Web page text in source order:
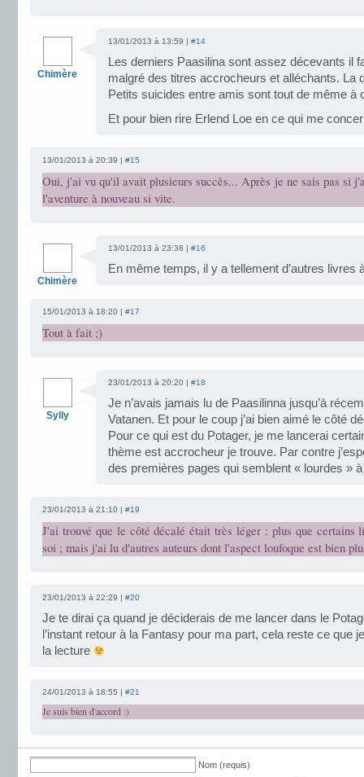
Chimère
13/01/2013 à 13:59 | #14
Les derniers Paasilina sont assez décevants il
malgré des titres accrocheurs et alléchants. La
Petits suicides entre amis sont tout de même à
Et pour bien rire Erlend Loe en ce qui me
13/01/2013 à 20:39 | #15
Oui, j'ai vu qu'il avait plusieurs succès... Après je ne sais pas si
l'aventure à nouveau si vite.
Chimère
13/01/2013 à 23:38 | #16
En même temps, il y a tellement d’autres livres
15/01/2013 à 18:20 | #17
Tout à fait ;)
Sylly
23/01/2013 à 20:20 | #18
Je n’avais jamais lu de Paasilinna jusqu’à
Vatanen. Et pour le coup j’ai bien aimé le côté
Pour ce qui est du Potager, je me lancerai
thème est accrocheur je trouve. Par contre
des premières pages qui semblent « lourdes »
23/01/2013 à 21:10 | #19
J'ai trouvé que le côté décalé était très léger : plus que certains
soi ; mais j'ai lu d'autres auteurs dont l'aspect loufoque est bien
23/01/2013 à 22:29 | #20
Je te dirai ça quand je déciderais de me lancer dans le
l’instant retour à la Fantasy pour ma part, cela reste ce que
la lecture
24/01/2013 à 18:55 | #21
Je suis bien d'accord :)
Nom (requis)